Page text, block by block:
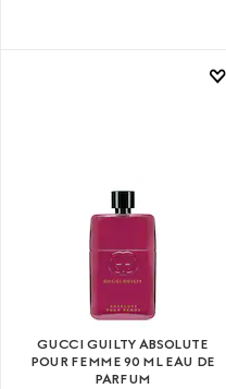
GUCCI GUILTY ABSOLUTE
POUR FEMME 90 ML EAU DE
PARFUM